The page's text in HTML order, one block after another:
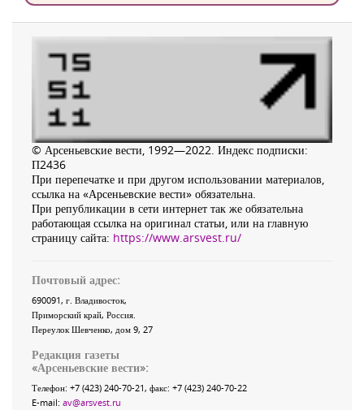
© Арсеньевские вести, 1992—2022. Индекс подписки:
П2436
При перепечатке и при другом использовании материалов,
ссылка на «Арсеньевские вести» обязательна.
При републикации в сети интернет так же обязательна
работающая ссылка на оригинал статьи, или на главную
страницу сайта: https://www.arsvest.ru/
Почтовый адрес:
690091, г. Владивосток,
Приморский край, Россия
Переулок Шевченко, дом 9, 27
Редакция газеты
«Арсеньевские вести»:
Телефон: +7 (423) 240-70-21, факс: +7 (423) 240-70-22
E-mail: av@arsvest.ru